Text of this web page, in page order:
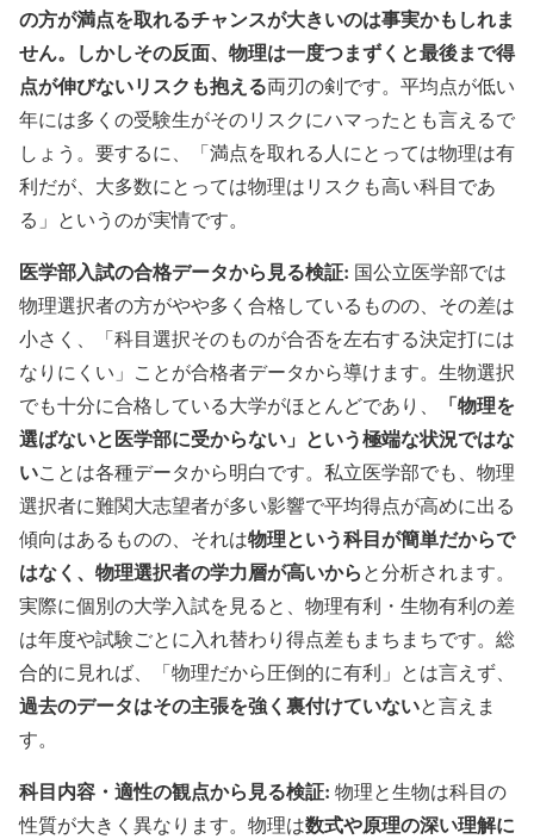
の方が満点を取れるチャンスが大きいのは事実かもしれま
せん。しかしその反面、物理は一度つまずくと最後まで得
点が伸びないリスクも抱える両刃の剣です。平均点が低い
年には多くの受験生がそのリスクにハマったとも言えるで
しょう。要するに、「満点を取れる人にとっては物理は有
利だが、大多数にとっては物理はリスクも高い科目であ
る」というのが実情です。
医学部入試の合格データから見る検証: 国公立医学部では
物理選択者の方がやや多く合格しているものの、その差は
小さく、「科目選択そのものが合否を左右する決定打には
なりにくい」ことが合格者データから導けます。生物選択
でも十分に合格している大学がほとんどであり、
「物理を
選ばないと医学部に受からない」という極端な状況ではな
いことは各種データから明白です。私立医学部でも、物理
選択者に難関大志望者が多い影響で平均得点が高めに出る
傾向はあるものの、それは物理という科目が簡単だからで
はなく、物理選択者の学力層が高いからと分析されます。
実際に個別の大学入試を見ると、物理有利・生物有利の差
は年度や試験ごとに入れ替わり得点差もまちまちです。総
合的に見れば、「物理だから圧倒的に有利」とは言えず、
過去のデータはその主張を強く裏付けていないと言えま
す。
科目内容・適性の観点から見る検証: 物理と生物は科目の
性質が大きく異なります。物理は数式や原理の深い理解に